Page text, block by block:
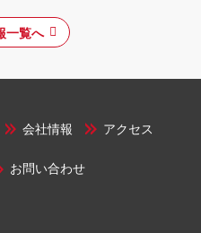
一覧へ
会社情報 アクセス
お問い合わせ